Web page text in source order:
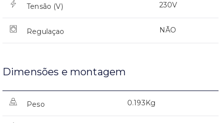
Tensão (V) 230V
Regulaçao NÃO
Dimensões e montagem
Peso 0.193Kg